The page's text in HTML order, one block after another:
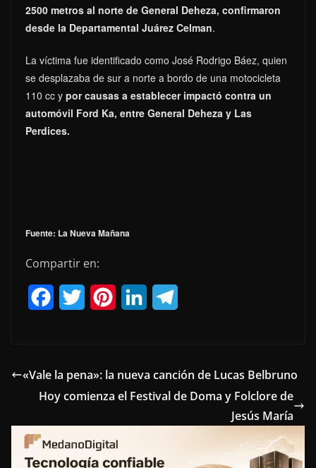
2500 metros al norte de General Deheza, confirmaron
desde la Departamental Juárez Celman.
La víctima fue identificado como José Rodrigo Báez, quien
se desplazaba de sur a norte a bordo de una motocicleta
110 cc y por causas a establecer impactó contra un
automóvil Ford Ka, entre General Deheza y Las
Perdices.
Fuente: La Nueva Mañana
Compartir en:
e
b
o
o
t
t
e
r
t
e
r
e
k
e
d
e
g
r
«Vale la pena»: la nueva canción de Lucas Belbruno
Hoy comienza el Festival de Doma y Folclore de
Jesús María